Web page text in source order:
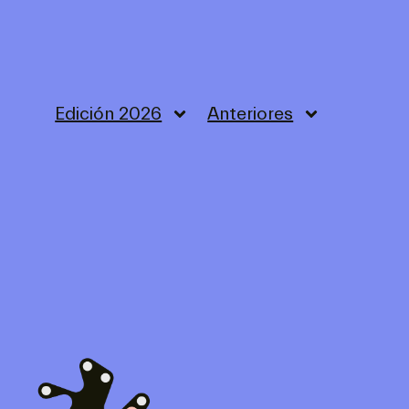
Edición 2026 Anteriores